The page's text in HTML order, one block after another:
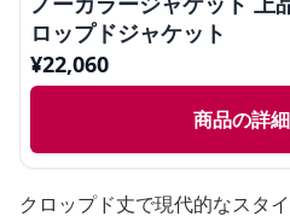
ロップドジャケット
¥22,060
商品の詳
クロップド丈で現代的なスタ